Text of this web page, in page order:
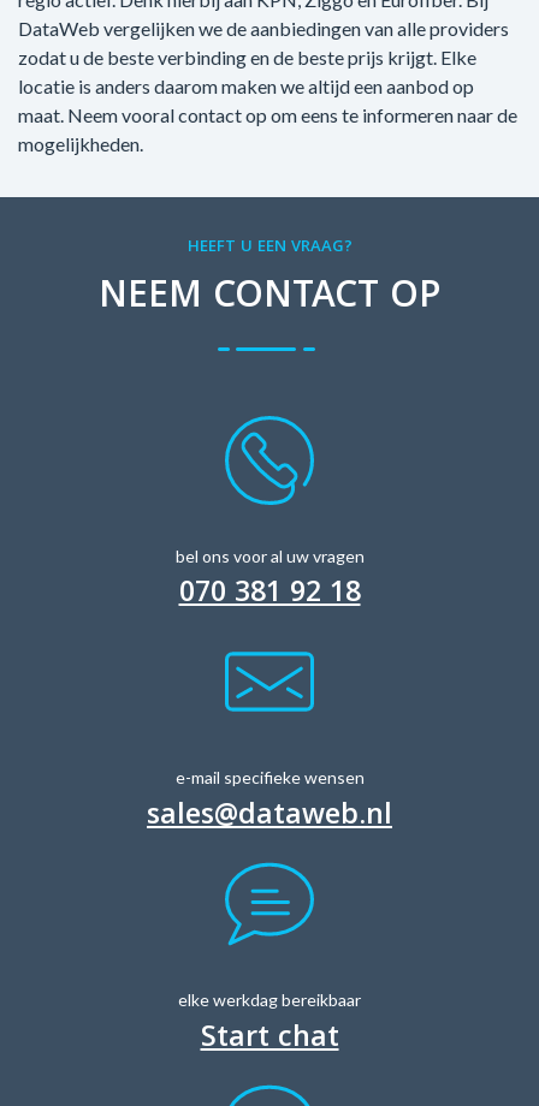
DataWeb vergelijken we de aanbiedingen van alle providers
zodat u de beste verbinding en de beste prijs krijgt. Elke
locatie is anders daarom maken we altijd een aanbod op
maat. Neem vooral contact op om eens te informeren naar de
mogelijkheden.
HEEFT U EEN VRAAG?
NEEM CONTACT OP
bel ons voor al uw vragen
070 381 92 18
e-mail specifieke wensen
sales@dataweb.nl
elke werkdag bereikbaar
Start chat